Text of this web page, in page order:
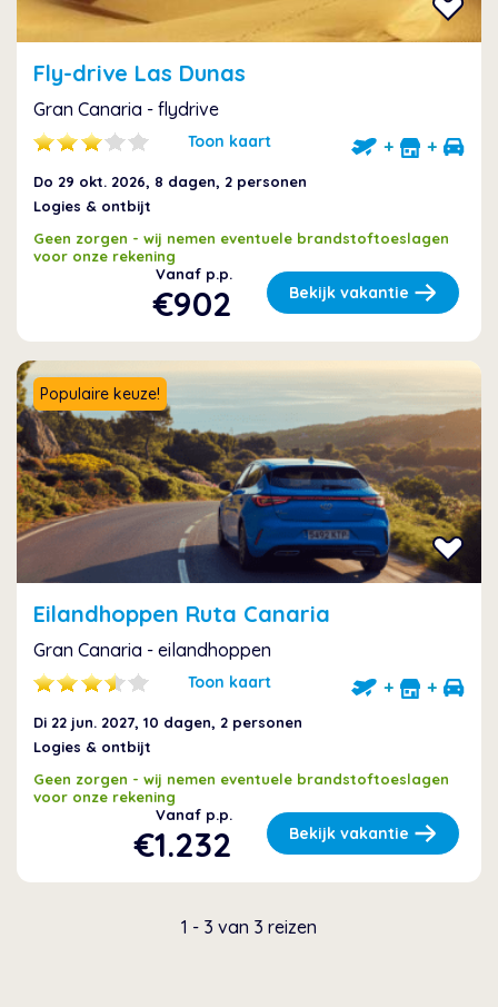
Fly-drive Las Dunas
Gran Canaria - flydrive
Toon kaart + +
Do 29 okt. 2026, 8 dagen, 2 personen
Logies & ontbijt
Geen zorgen - wij nemen eventuele brandstoftoeslagen
voor onze rekening
Vanaf p.p.
€902 Bekijk vakantie
Populaire keuze!
Eilandhoppen Ruta Canaria
Gran Canaria - eilandhoppen
Toon kaart + +
Di 22 jun. 2027, 10 dagen, 2 personen
Logies & ontbijt
Geen zorgen - wij nemen eventuele brandstoftoeslagen
voor onze rekening
Vanaf p.p.
€1.232 Bekijk vakantie
1 - 3 van 3 reizen